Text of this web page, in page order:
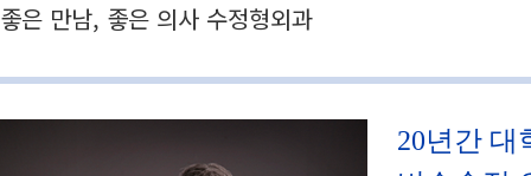
좋은 만남, 좋은 의사 수정형외과
20년간 대